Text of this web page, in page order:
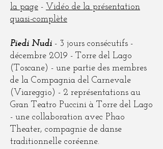
la page - Vidéo de la présentation
quasi-complète
Piedi Nudi - 3 jours consécutifs -
décembre 2019 - Torre del Lago
(Toscane) - une partie des membres
de la Compagnia del Carnevale
(Viareggio) - 2 représentations au
Gran Teatro Puccini à Torre del Lago
- une collaboration avec Phao
Theater, compagnie de danse
traditionnelle coréenne.